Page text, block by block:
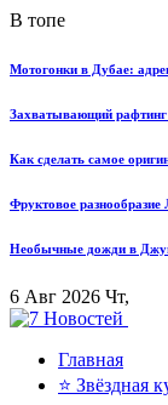
В топе
Мотогонки в Дубае:
Захватывающий
Как сделать самое
Фруктовое разнообразие
Необычные дожди в
6 Авг 2026 Чт,
Главная
⭐ Звёздная